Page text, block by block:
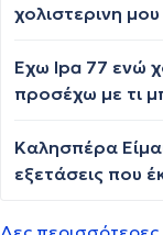
διατροφή και
χολιστερινη μου
μαυρισμένο..
Έχω lpa 77 ενώ
προσέχω με τι
Καλησπέρα Είμαι 53 χρόνων και γυναίκα Και
εξετάσεις που έκανα
ανησυχητικό